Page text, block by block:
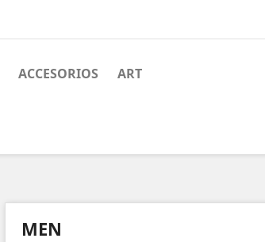
ACCESORIOS ART
MEN